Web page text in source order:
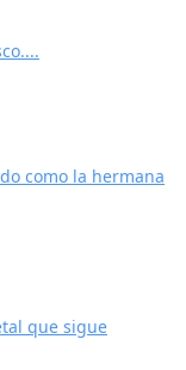
como la hermana
que sigue